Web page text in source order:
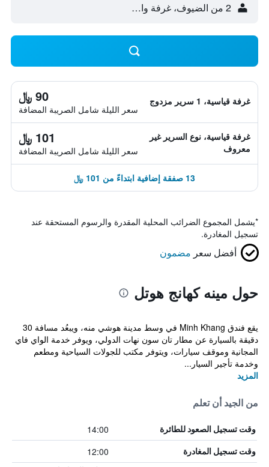
2 من الضيوف، غرفة واحدة
غرفة قياسية، 1 سرير مزدوج 90 ﷼
سعر الليلة شامل الصريبة المضافة
غرفة قياسية، نوع السرير غير
معروف
101 ﷼
سعر الليلة شامل الصريبة المضافة
13 صفقة إضافية ابتداءً من 101 ﷼
*يشمل المجموع الضرائب المحلية المقدرة والرسوم المستحقة عند
تسجيل المغادرة.
أفضل سعر مضمون
حول مينه كهانج هوتل
يقع فندق Minh Khang في وسط مدينة هوشي منه، ويبعُد مسافة 30
دقيقة بالسيارة عن مطار تان سون نهات الدولي، ويوفر خدمة الواي فاي
المجانية وموقف سيارات، ويتوفر مكتب للجولات السياحية ومطعم
وخدمة تأجير السيار...
المزيد
من الجيد أن تعلم
وقت تسجيل الصعود للطائرة 14:00
وقت تسجيل المغادرة 12:00